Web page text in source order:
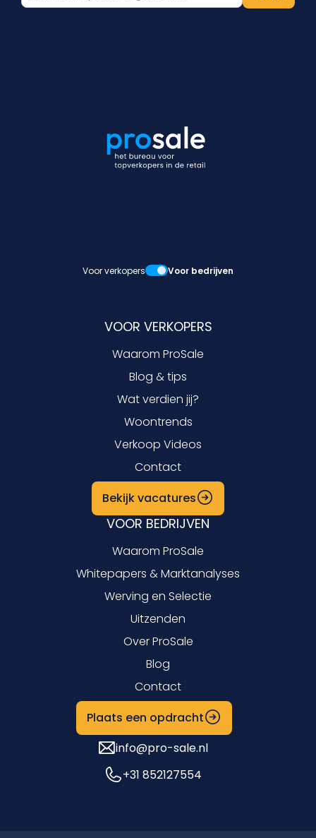
Voor verkopers Voor bedrijven
VOOR VERKOPERS
Waarom ProSale
Blog & tips
Wat verdien jij?
Woontrends
Verkoop Videos
Contact
Bekijk vacatures
VOOR BEDRIJVEN
Waarom ProSale
Whitepapers & Marktanalyses
Werving en Selectie
Uitzenden
Over ProSale
Blog
Contact
Plaats een opdracht
info@pro-sale.nl
+31 852127554